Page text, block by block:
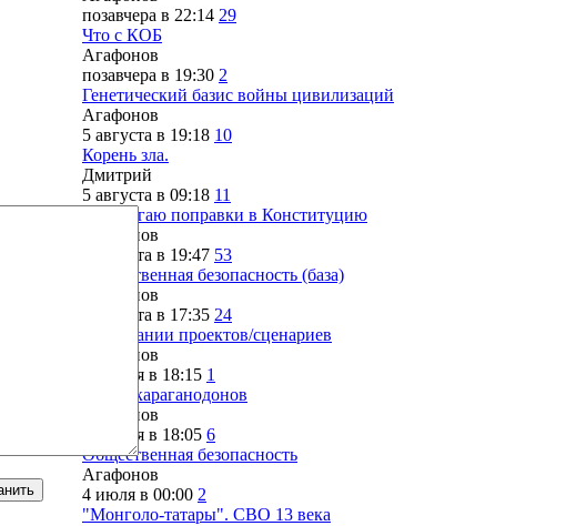
позавчера в 22:14 29
Что с КОБ
Агафонов
позавчера в 19:30 2
Генетический базис войны цивилизаций
Агафонов
5 августа в 19:18 10
Корень зла.
Дмитрий
5 августа в 09:18 11
Предлагаю поправки в Конституцию
Агафонов
3 августа в 19:47 53
Общественная безопасность (база)
Агафонов
2 августа в 17:35 24
О вписании проектов/сценариев
Агафонов
26 июля в 18:15 1
Тупик караганодонов
Агафонов
26 июля в 18:05 6
Общественная безопасность
Агафонов
4 июля в 00:00 2
"Монголо-татары". СВО 13 века